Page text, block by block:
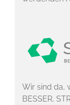
Wir sind da,
BESSER,